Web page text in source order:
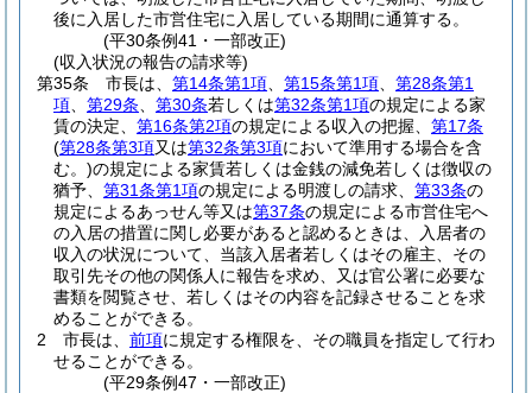
後に入居した市営住宅に入居している期間に通算する。
(平30条例41・一部改正)
(収入状況の報告の請求等)
第35条
市長は、 第14条第1項 第15条第1項
第28条第1
項
第29条 第30条若しくは第32条第1項の規定による家
賃の決定、 第16条第2項の規定による収入の把握、 第17条
(第28条第3項又は第32条第3項において準用する場合を含
む。)の規定による家賃若しくは金銭の減免若しくは徴収の
猶予、 第31条第1項の規定による明渡しの請求、 第33条の
規定によるあっせん等又は第37条の規定による市営住宅へ
の入居の措置に関し必要があると認めるときは、入居者の
収入の状況について、当該入居者若しくはその雇主、その
取引先その他の関係人に報告を求め、又は官公署に必要な
書類を閲覧させ、若しくはその内容を記録させることを求
めることができる。
2
市長は、 前項に規定する権限を、その職員を指定して行わ
せることができる。
(平29条例47・一部改正)